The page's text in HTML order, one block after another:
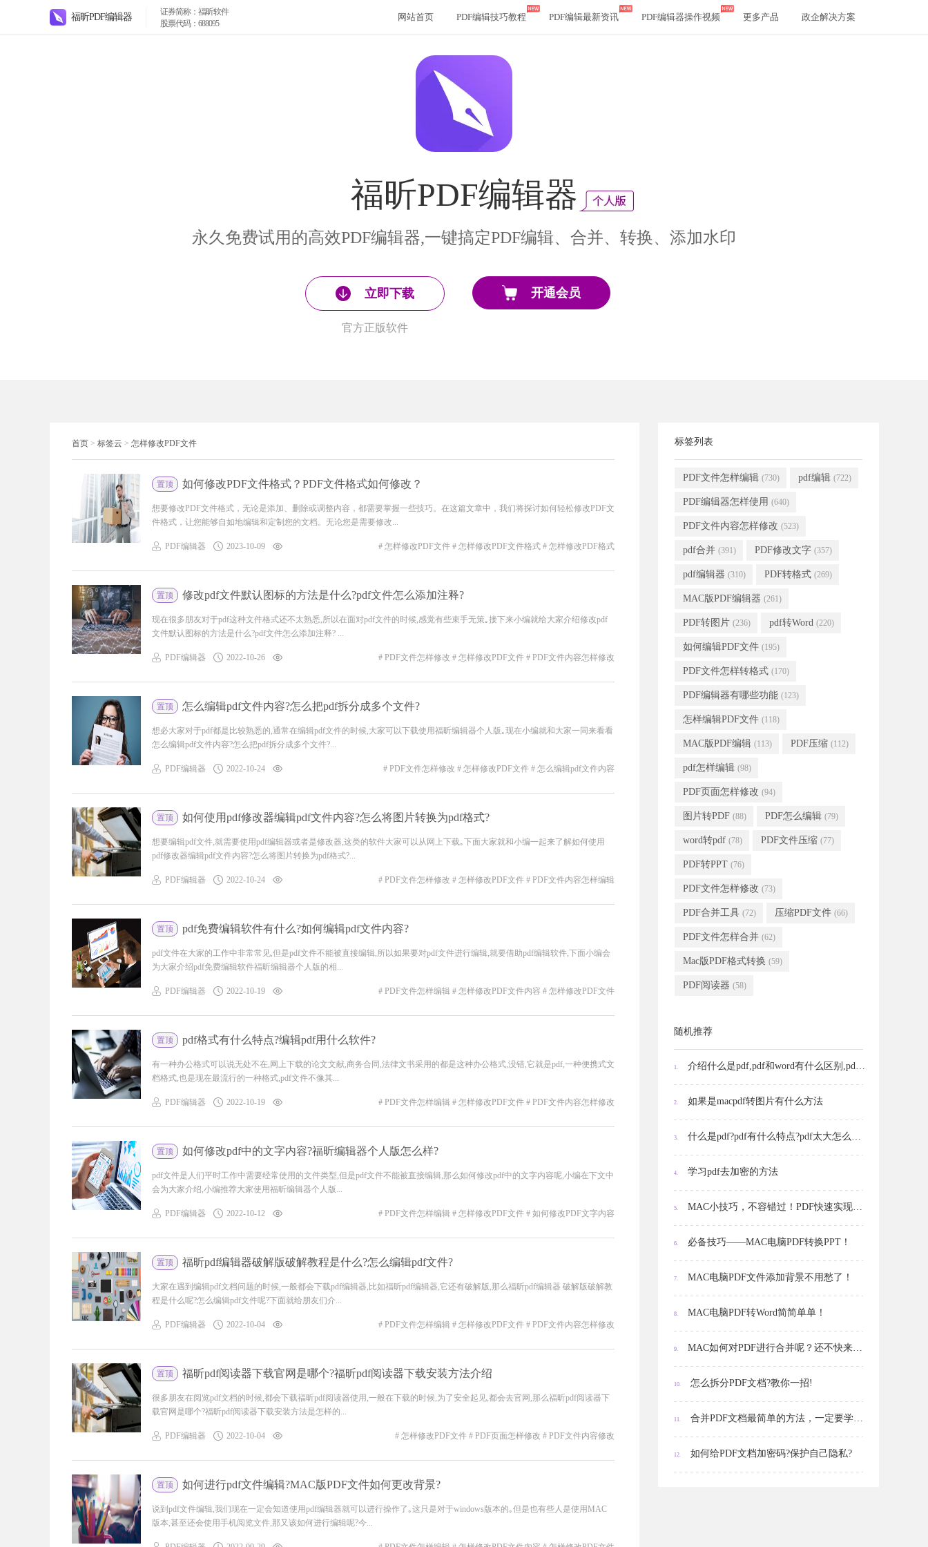
福昕PDF编辑器
证券简称：福昕软件
股票代码：688095
网站首页 PDF编辑技巧教程 PDF编辑最新资讯 PDF编辑器操作视频 更多产品 政企解决方案
福昕PDF编辑器
永久免费试用的高效PDF编辑器,一键搞定PDF编辑、合并、转换、添加水印
立即下载
官方正版软件
开通会员
首页 > 标签云 > 怎样修改PDF文件
置顶 如何修改PDF文件格式？PDF文件格式如何修改？
想要修改PDF文件格式，无论是添加、删除或调整内容，都需要掌握一些技巧。在这篇文章中，我们将探讨如何轻松修改PDF文
件格式，让您能够自如地编辑和定制您的文档。无论您是需要修改...
PDF编辑器 2023-10-09 # 怎样修改PDF文件 # 怎样修改PDF文件格式 # 怎样修改PDF格式
置顶 修改pdf文件默认图标的方法是什么?pdf文件怎么添加注释?
现在很多朋友对于pdf这种文件格式还不太熟悉,所以在面对pdf文件的时候,感觉有些束手无策｡接下来小编就给大家介绍修改pdf
文件默认图标的方法是什么?pdf文件怎么添加注释? ...
PDF编辑器 2022-10-26 # PDF文件怎样修改 # 怎样修改PDF文件 # PDF文件内容怎样修改
置顶 怎么编辑pdf文件内容?怎么把pdf拆分成多个文件?
想必大家对于pdf都是比较熟悉的,通常在编辑pdf文件的时候,大家可以下载使用福昕编辑器个人版｡现在小编就和大家一同来看看
怎么编辑pdf文件内容?怎么把pdf拆分成多个文件?...
PDF编辑器 2022-10-24 # PDF文件怎样修改 # 怎样修改PDF文件 # 怎么编辑pdf文件内容
置顶 如何使用pdf修改器编辑pdf文件内容?怎么将图片转换为pdf格式?
想要编辑pdf文件,就需要使用pdf编辑器或者是修改器,这类的软件大家可以从网上下载｡下面大家就和小编一起来了解如何使用
pdf修改器编辑pdf文件内容?怎么将图片转换为pdf格式?...
PDF编辑器 2022-10-24 # PDF文件怎样修改 # 怎样修改PDF文件 # PDF文件内容怎样编辑
置顶 pdf免费编辑软件有什么?如何编辑pdf文件内容?
pdf文件在大家的工作中非常常见,但是pdf文件不能被直接编辑,所以如果要对pdf文件进行编辑,就要借助pdf编辑软件,下面小编会
为大家介绍pdf免费编辑软件福昕编辑器个人版的相...
PDF编辑器 2022-10-19 # PDF文件怎样编辑 # 怎样修改PDF文件内容 # 怎样修改PDF文件
置顶 pdf格式有什么特点?编辑pdf用什么软件?
有一种办公格式可以说无处不在,网上下载的论文文献,商务合同,法律文书采用的都是这种办公格式,没错,它就是pdf,一种便携式文
档格式,也是现在最流行的一种格式,pdf文件不像其...
PDF编辑器 2022-10-19 # PDF文件怎样编辑 # 怎样修改PDF文件 # PDF文件内容怎样修改
置顶 如何修改pdf中的文字内容?福昕编辑器个人版怎么样?
pdf文件是人们平时工作中需要经常使用的文件类型,但是pdf文件不能被直接编辑,那么如何修改pdf中的文字内容呢,小编在下文中
会为大家介绍,小编推荐大家使用福昕编辑器个人版...
PDF编辑器 2022-10-12 # PDF文件怎样编辑 # 怎样修改PDF文件 # 如何修改PDF文字内容
置顶 福昕pdf编辑器破解版破解教程是什么?怎么编辑pdf文件?
大家在遇到编辑pdf文档问题的时候,一般都会下载pdf编辑器,比如福昕pdf编辑器,它还有破解版,那么福昕pdf编辑器 破解版破解教
程是什么呢?怎么编辑pdf文件呢?下面就给朋友们介...
PDF编辑器 2022-10-04 # PDF文件怎样编辑 # 怎样修改PDF文件 # PDF文件内容怎样修改
置顶 福昕pdf阅读器下载官网是哪个?福昕pdf阅读器下载安装方法介绍
很多朋友在阅览pdf文档的时候,都会下载福昕pdf阅读器使用,一般在下载的时候,为了安全起见,都会去官网,那么福昕pdf阅读器下
载官网是哪个?福昕pdf阅读器下载安装方法是怎样的...
PDF编辑器 2022-10-04 # 怎样修改PDF文件 # PDF页面怎样修改 # PDF文件内容修改
置顶 如何进行pdf文件编辑?MAC版PDF文件如何更改背景?
说到pdf文件编辑,我们现在一定会知道使用pdf编辑器就可以进行操作了｡这只是对于windows版本的｡但是也有些人是使用MAC
版本,甚至还会使用手机阅览文件,那又该如何进行编辑呢?今...
标签列表
PDF文件怎样编辑 (730) pdf编辑 (722)
PDF编辑器怎样使用 (640)
PDF文件内容怎样修改 (523)
pdf合并 (391) PDF修改文字 (357)
pdf编辑器 (310) PDF转格式 (269)
MAC版PDF编辑器 (261)
PDF转图片 (236) pdf转Word (220)
如何编辑PDF文件 (195)
PDF文件怎样转格式 (170)
PDF编辑器有哪些功能 (123)
怎样编辑PDF文件 (118)
MAC版PDF编辑 (113) PDF压缩 (112)
pdf怎样编辑 (98)
PDF页面怎样修改 (94)
图片转PDF (88) PDF怎么编辑 (79)
word转pdf (78) PDF文件压缩 (77)
PDF转PPT (76)
PDF文件怎样修改 (73)
PDF合并工具 (72) 压缩PDF文件 (66)
PDF文件怎样合并 (62)
Mac版PDF格式转换 (59)
PDF阅读器 (58)
随机推荐
1. 介绍什么是pdf,pdf和word有什么区别,pdf文件转换word文件的详细操作步骤
2. 如果是macpdf转图片有什么方法
3. 什么是pdf?pdf有什么特点?pdf太大怎么压缩,具体操作步骤有哪些?
4. 学习pdf去加密的方法
5. MAC小技巧，不容错过！PDF快速实现文字编辑！
6. 必备技巧——MAC电脑PDF转换PPT！
7. MAC电脑PDF文件添加背景不用愁了！
8. MAC电脑PDF转Word简简单单！
9. MAC如何对PDF进行合并呢？还不快来试试？
10. 怎么拆分PDF文档?教你一招!
11. 合并PDF文档最简单的方法，一定要学会!
12. 如何给PDF文档加密码?保护自己隐私?